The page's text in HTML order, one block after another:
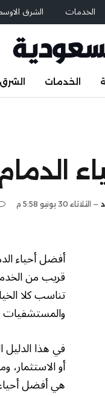
الخدمات الشرق
الخدمات
الثلاثاء 30 يونيو 5:58 م
أفضل أحياء
قريب من
تناسب كلا
والمستشفيات
في هذا الدليل
أو
هي أفضل أحياء